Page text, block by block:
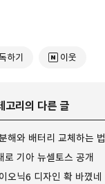
하기 이웃
고리의 다른 글
해와 배터리 교체하는 법
로 기아 뉴셀토스 공개
오닉6 디자인 확 바꼈네